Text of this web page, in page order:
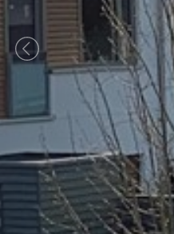
Previous